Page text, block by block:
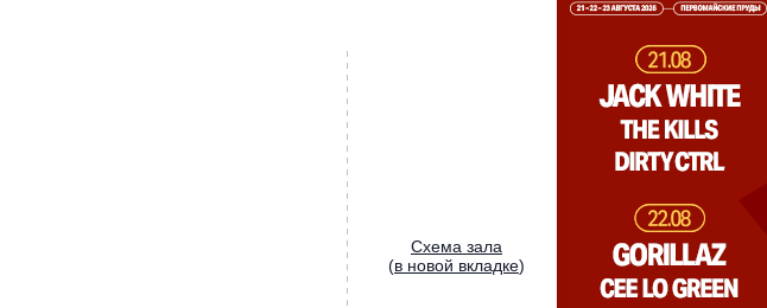
Cхема зала
(в новой вкладке)